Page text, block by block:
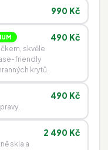
990 Kč
skvěle
friendly
krytů.
490 Kč
490 Kč
skla a
2 490 Kč